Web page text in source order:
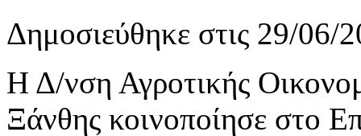
Δημοσιεύθηκε στις 29/06/
Η Δ/νση Αγροτικής
Ξάνθης κοινοποίησε στο